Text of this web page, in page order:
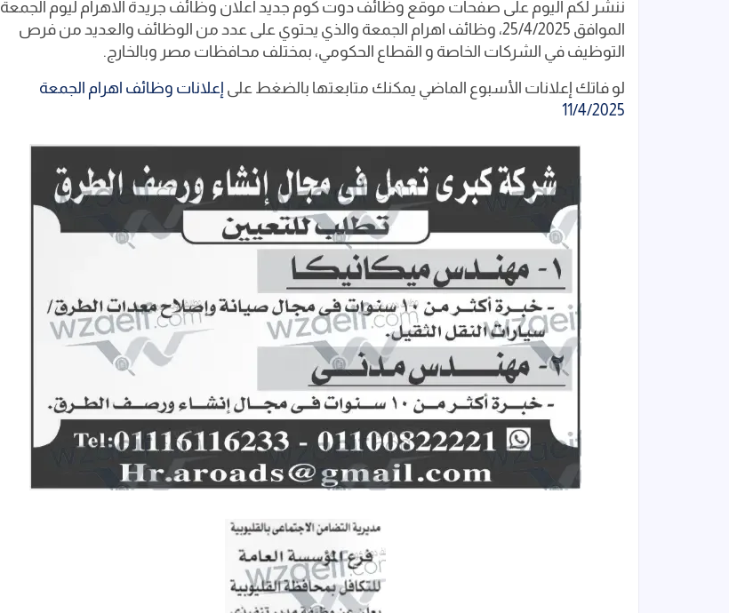
ننشر لكم اليوم على صفحات موقع وظائف دوت كوم جديد اعلان وظائف جريدة الاهرام ليوم الجمعة
الموافق 25/4/2025، وظائف اهرام الجمعة والذي يحتوي على عدد من الوظائف والعديد من فرص
التوظيف في الشركات الخاصة و القطاع الحكومي، بمختلف محافظات مصر وبالخارج.
لو فاتك إعلانات الأسبوع الماضي يمكنك متابعتها بالضغط على إعلانات وظائف اهرام الجمعة
11/4/2025